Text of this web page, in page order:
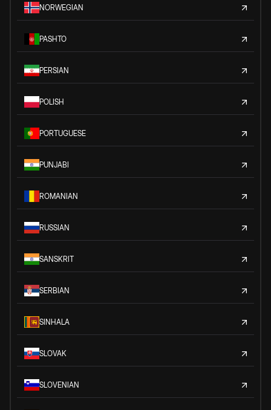
NORWEGIAN
PASHTO
PERSIAN
POLISH
PORTUGUESE
PUNJABI
ROMANIAN
RUSSIAN
SANSKRIT
SERBIAN
SINHALA
SLOVAK
SLOVENIAN